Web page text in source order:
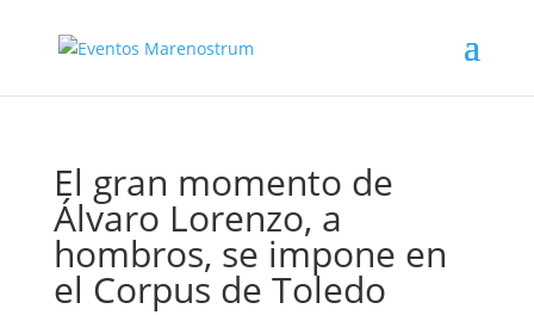
El gran momento de
Álvaro Lorenzo, a
hombros, se impone en
el Corpus de Toledo